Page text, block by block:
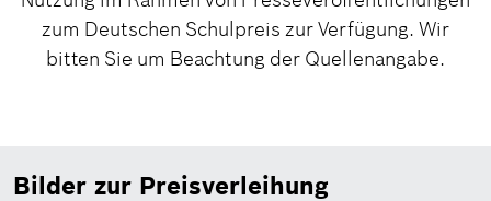
zum Deutschen Schulpreis zur Verfügung. Wir
bitten Sie um Beachtung der Quellenangabe.
Bilder zur Preisverleihung